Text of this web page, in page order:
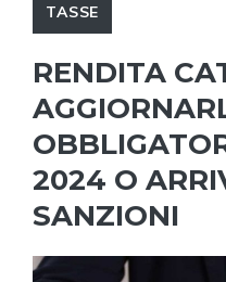
TASSE
RENDITA
2024 O
SANZIONI